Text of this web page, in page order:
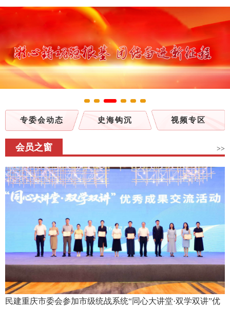
专委会动态 史海钩沉 视频专区
会员之窗 >>
民建重庆市委会参加市级统战系统“同心大讲堂·双学双讲”优